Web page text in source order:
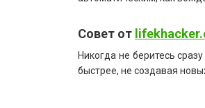
Совет от
Никогда не беритесь
быстрее, не создавая